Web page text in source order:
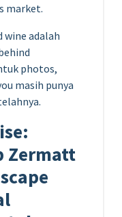
market.
adalah
photos,
masih punya
Zermatt